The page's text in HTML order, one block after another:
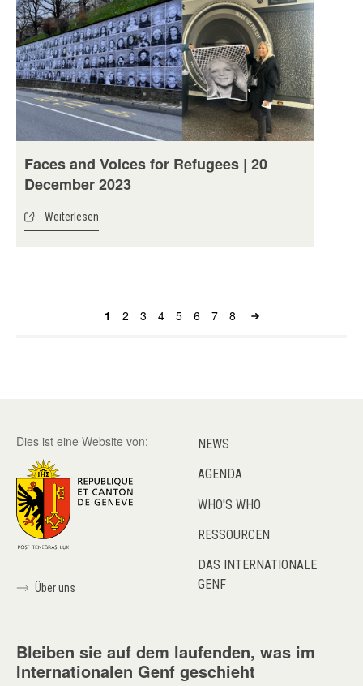
Faces and Voices for Refugees | 20
December 2023
Weiterlesen
Seite
1 Seite
2 Seite
3 Seite
4 Seite
5 Seite
6 Seite
7 Seite
8
Dies ist eine Website von:
Über uns
NEWS
AGENDA
WHO'S WHO
RESSOURCEN
DAS INTERNATIONALE
GENF
Bleiben sie auf dem laufenden, was im
Internationalen Genf geschieht